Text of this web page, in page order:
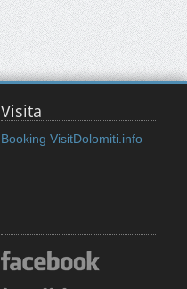
Visita
Booking VisitDolomiti.info